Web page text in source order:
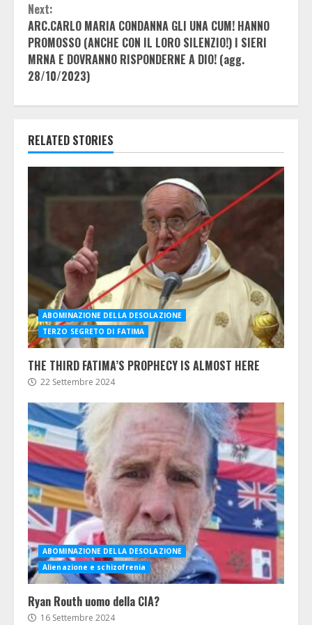
Next:
ARC.CARLO MARIA CONDANNA GLI UNA CUM! HANNO
PROMOSSO (ANCHE CON IL LORO SILENZIO!) I SIERI
MRNA E DOVRANNO RISPONDERNE A DIO! (agg.
28/10/2023)
RELATED STORIES
ABOMINAZIONE DELLA DESOLAZIONE
TERZO SEGRETO DI FATIMA
THE THIRD FATIMA’S PROPHECY IS ALMOST HERE
22 Settembre 2024
ABOMINAZIONE DELLA DESOLAZIONE
Alienazione e schizofrenia
Ryan Routh uomo della CIA?
16 Settembre 2024